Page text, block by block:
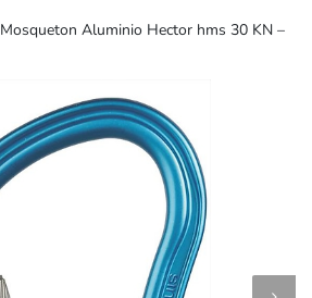
Mosqueton Aluminio Hector hms 30 KN –